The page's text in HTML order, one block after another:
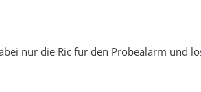
nur die Ric für den Probealarm und